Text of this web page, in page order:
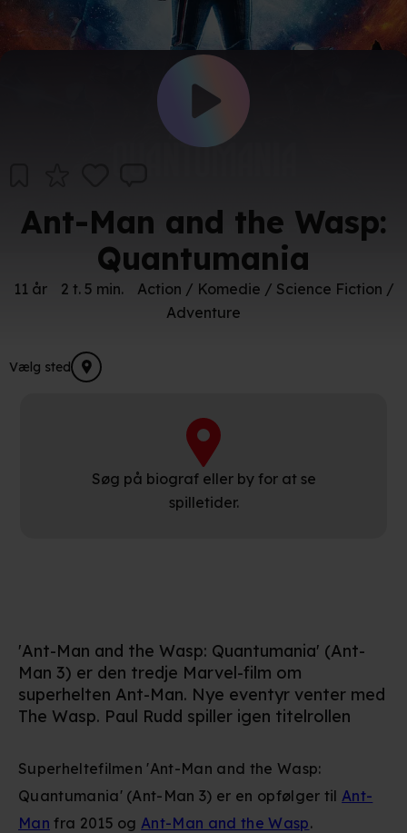
Ant-Man and the Wasp:
Quantumania
11 år 2 t. 5 min.
Action / Komedie / Science Fiction /
Adventure
Vælg sted
Søg på biograf eller by for at se
spilletider.
'Ant-Man and the Wasp: Quantumania' (Ant-
Man 3) er den tredje Marvel-film om
superhelten Ant-Man. Nye eventyr venter med
The Wasp. Paul Rudd spiller igen titelrollen
Superheltefilmen 'Ant-Man and the Wasp:
Quantumania' (Ant-Man 3) er en opfølger tilAnt-
Man fra 2015 ogAnt-Man and the Wasp.